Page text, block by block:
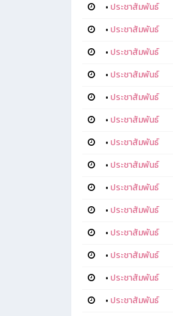
• ประชาสัมพันธ์
• ประชาสัมพันธ์
• ประชาสัมพันธ์
• ประชาสัมพันธ์
• ประชาสัมพันธ์
• ประชาสัมพันธ์
• ประชาสัมพันธ์
• ประชาสัมพันธ์
• ประชาสัมพันธ์
• ประชาสัมพันธ์
• ประชาสัมพันธ์
• ประชาสัมพันธ์
• ประชาสัมพันธ์
• ประชาสัมพันธ์